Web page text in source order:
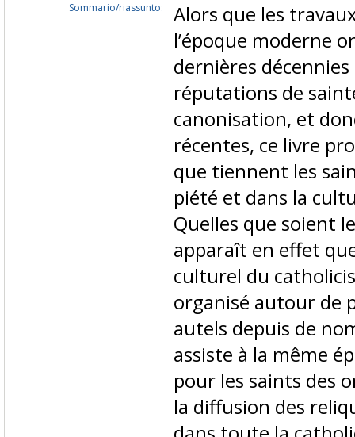
Sommario/riassunto:
Alors que les
l’époque moderne
dernières
réputations de
canonisation, et
récentes, ce livre
que tiennent les
piété et dans la
Quelles que soient
apparaît en effet
culturel du
organisé autour de
autels depuis de
assiste à la même
pour les saints des
la diffusion des